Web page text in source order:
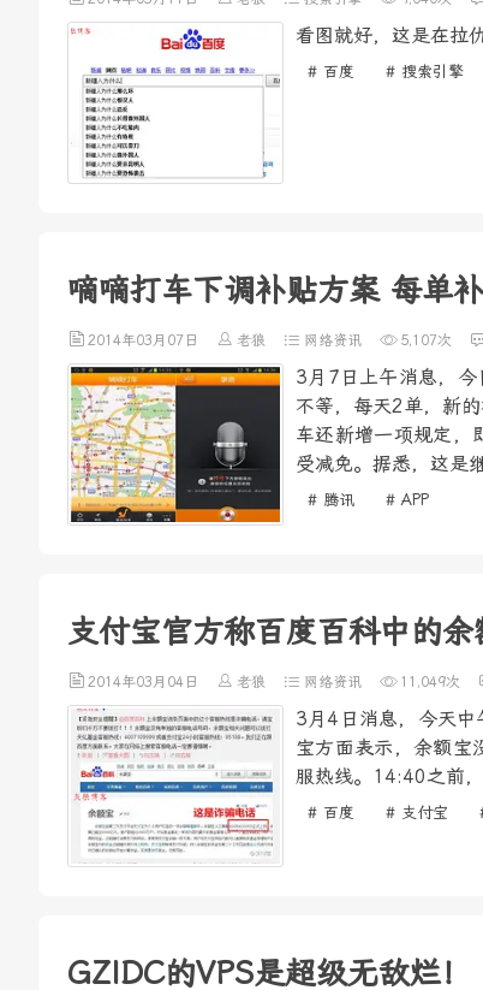
看图就好，这是在拉
# 百度 # 搜索引擎
嘀嘀打车下调补贴方案 每单
2014年03月07日 老狼 网络资讯 5,107次
3月7日上午消息，
不等，每天2单，新
车还新增一项规定，
受减免。据悉，这是
# 腾讯 # APP
支付宝官方称百度百科中的
2014年03月04日 老狼 网络资讯 11,049次
3月4日消息，今天中
宝方面表示，余额宝
服热线。14:40之前
# 百度 # 支付宝
GZIDC的VPS是超级无敌烂！